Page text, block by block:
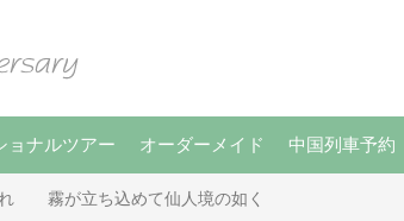
ョナルツアー オーダーメイド 中国列車予約
れ 霧が立ち込めて仙人境の如く